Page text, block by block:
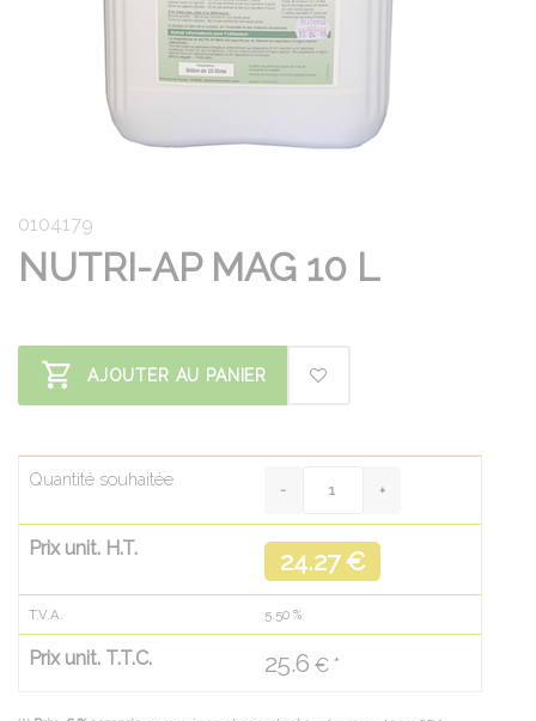
0104179
NUTRI-AP MAG 10 L
AJOUTER AU PANIER
Quantité souhaitée
Prix unit. H.T. 24.27 €
T.V.A. 5.50 %
Prix unit. T.T.C. 25.6 € *